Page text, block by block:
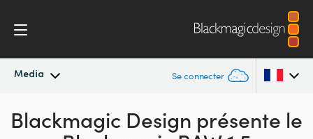
Media Se connecter
ActualitésArgentina
Blackmagic Design présente le